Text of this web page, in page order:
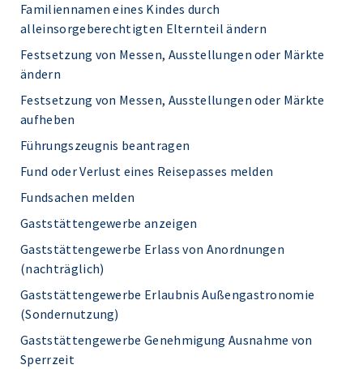
Familiennamen eines Kindes durch
alleinsorgeberechtigten Elternteil ändern
Festsetzung von Messen, Ausstellungen oder Märkte
ändern
Festsetzung von Messen, Ausstellungen oder Märkte
aufheben
Führungszeugnis beantragen
Fund oder Verlust eines Reisepasses melden
Fundsachen melden
Gaststättengewerbe anzeigen
Gaststättengewerbe Erlass von Anordnungen
(nachträglich)
Gaststättengewerbe Erlaubnis Außengastronomie
(Sondernutzung)
Gaststättengewerbe Genehmigung Ausnahme von
Sperrzeit